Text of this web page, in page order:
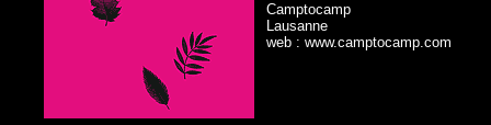
Camptocamp
Lausanne
web : www.camptocamp.com